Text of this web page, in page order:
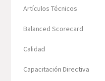
Artículos Técnicos
Balanced Scorecard
Calidad
Capacitación Directiva